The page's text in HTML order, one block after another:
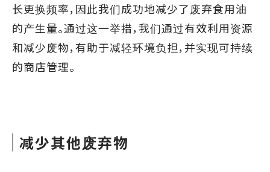
长更换频率，因此我们成功地减少了废弃食用油
的产生量。通过这一举措，我们通过有效利用资源
和减少废物，有助于减轻环境负担，并实现可持续
的商店管理。
减少其他废弃物